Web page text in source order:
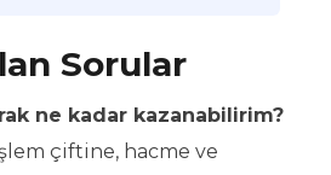
Sorular
ne kadar kazanabilirim?
çiftine, hacme ve